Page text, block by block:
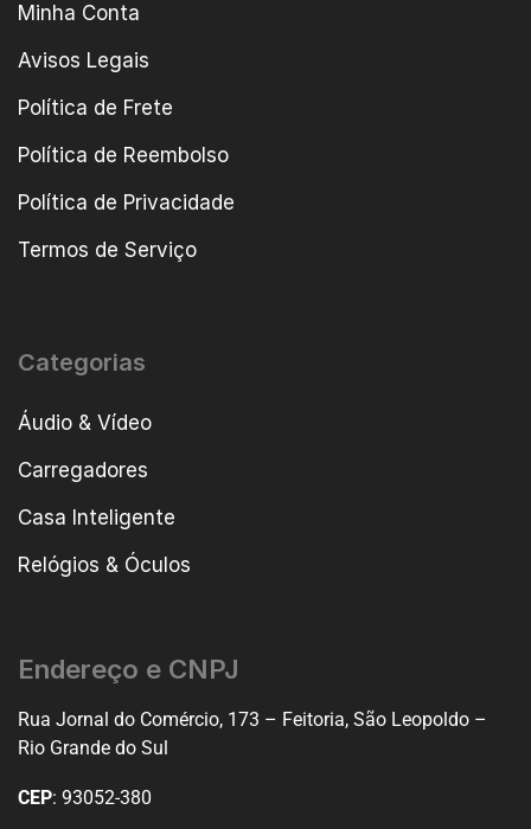
Minha Conta
Avisos Legais
Política de Frete
Política de Reembolso
Política de Privacidade
Termos de Serviço
Categorias
Áudio & Vídeo
Carregadores
Casa Inteligente
Relógios & Óculos
Endereço e CNPJ
Rua Jornal do Comércio, 173 – Feitoria, São Leopoldo –
Rio Grande do Sul
CEP: 93052-380